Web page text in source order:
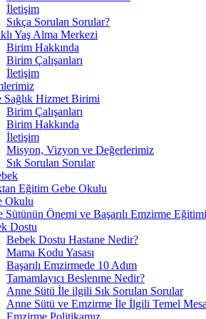
İletişim
Sıkça Sorulan Sorular?
Yaş Alma Merkezi
Birim Hakkında
Birim Çalışanları
İletişim
Sağlık Hizmet Birimi
Birim Çalışanları
Birim Hakkında
İletişim
Misyon, Vizyon ve Değerlerimiz
Sık Sorulan Sorular
Eğitim Gebe Okulu
Okulu
Sütünün Önemi ve Başarılı Emzirme Eğitimi
Dostu
Bebek Dostu Hastane Nedir?
Mama Kodu Yasası
Başarılı Emzirmede 10 Adım
Tamamlayıcı Beslenme Nedir?
Anne Sütü İle ilgili Sık Sorulan Sorular
Anne Sütü ve Emzirme İle İlgili Temel
Emzirme Politikamız